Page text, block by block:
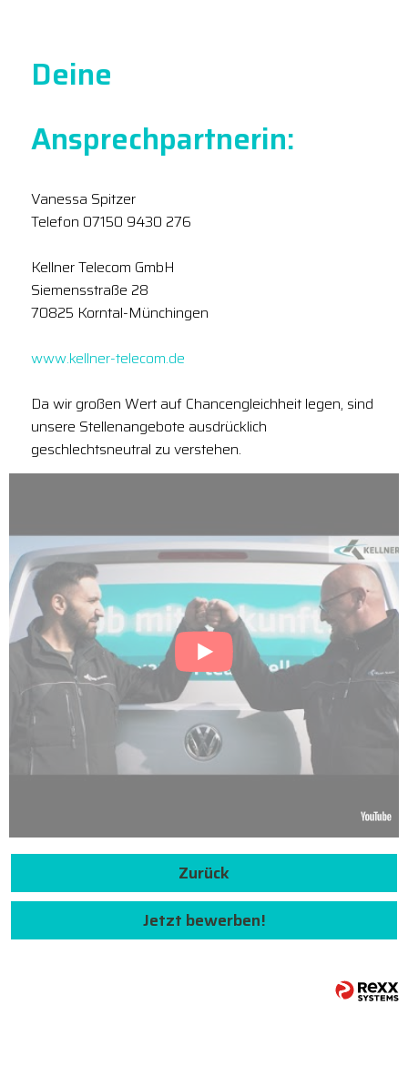
Deine
Ansprechpartnerin:
Vanessa Spitzer
Telefon 07150 9430 276
Kellner Telecom GmbH
Siemensstraße 28
70825 Korntal-Münchingen
www.kellner-telecom.de
Da wir großen Wert auf Chancengleichheit legen, sind
unsere Stellenangebote ausdrücklich
geschlechtsneutral zu verstehen.
Zurück
Jetzt bewerben!